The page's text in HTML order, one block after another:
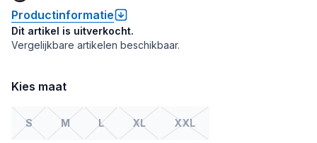
Productinformatie
Dit artikel is uitverkocht.
Vergelijkbare artikelen beschikbaar.
Kies maat
S M L XL XXL